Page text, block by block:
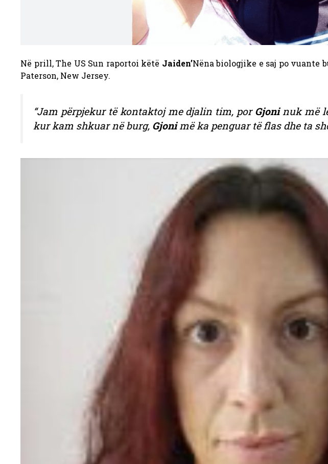
Në prill, The US Sun raportoi këtë Jaiden’Nëna biologjike e saj po vuante
Paterson, New Jersey.
“Jam përpjekur të kontaktoj me djalin tim, por Gjoninuk më
kur kam shkuar në burg, Gjonimë ka penguar të flas dhe ta